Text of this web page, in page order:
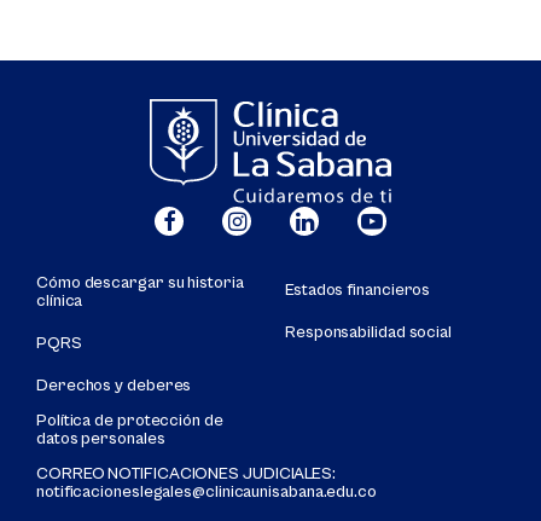
Cómo descargar su historia
clínica
PQRS
Derechos y deberes
Política de protección de
datos personales
CORREO NOTIFICACIONES JUDICIALES:
notificacioneslegales@clinicaunisabana.edu.co
Estados financieros
Responsabilidad social